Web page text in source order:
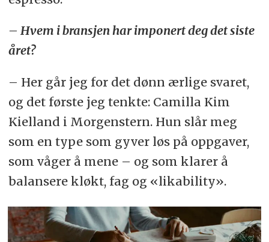
– Hvem i bransjen har imponert deg det siste
året?
– Her går jeg for det dønn ærlige svaret,
og det første jeg tenkte: Camilla Kim
Kielland i Morgenstern. Hun slår meg
som en type som gyver løs på oppgaver,
som våger å mene – og som klarer å
balansere kløkt, fag og «likability».